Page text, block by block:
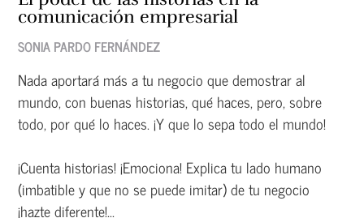
comunicación empresarial
SONIA PARDO FERNÁNDEZ
Nada aportará más a tu negocio que demostrar al
mundo, con buenas historias, qué haces, pero, sobre
todo, por qué lo haces. ¡Y que lo sepa todo el mundo!
¡Cuenta historias! ¡Emociona! Explica tu lado humano
(imbatible y que no se puede imitar) de tu negocio
¡hazte diferente!...